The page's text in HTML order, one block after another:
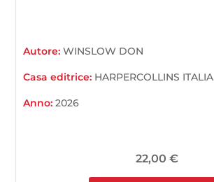
Autore:WINSLOW DON
Casa editrice: HARPERCOLLINS ITALIA
Anno:2026
22,00 €